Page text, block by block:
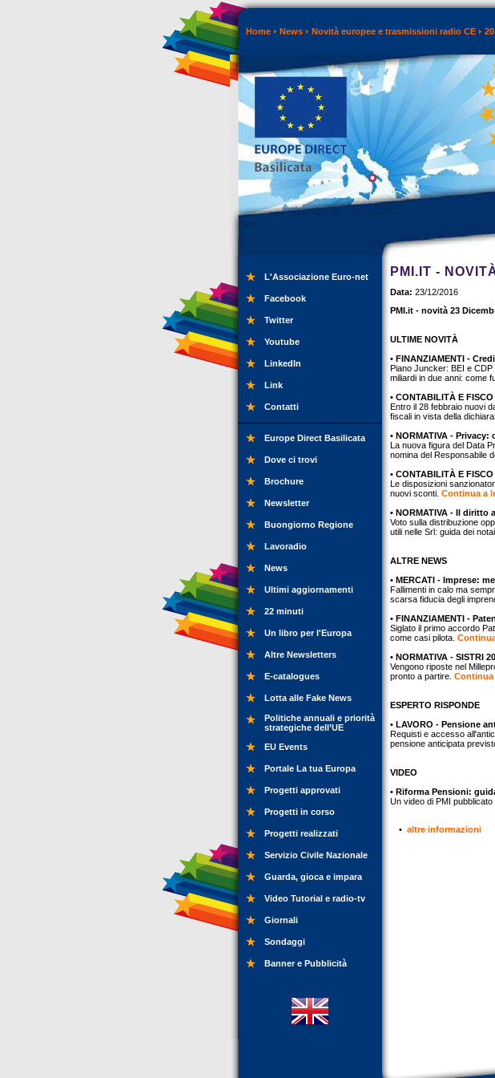
Home News Novità europee e trasmissioni radio CE
L'Associazione Euro-net
Facebook
Twitter
Youtube
LinkedIn
Link
Contatti
Europe Direct Basilicata
Dove ci trovi
Brochure
Newsletter
Buongiorno Regione
Lavoradio
News
Ultimi aggiornamenti
22 minuti
Un libro per l'Europa
Altre Newsletters
E-catalogues
Lotta alle Fake News
Politiche annuali e priorità
strategiche dell’UE
EU Events
Portale La tua Europa
Progetti approvati
Progetti in corso
Progetti realizzati
Servizio Civile Nazionale
Guarda, gioca e impara
Video Tutorial e radio-tv
Giornali
Sondaggi
Banner e Pubblicità
PMI.IT -
Data: 23/12/2016
PMI.it - novità 23
ULTIME NOVITÀ
• FINANZIAMENTI -
Piano Juncker: BEI e
miliardi in due anni: come
• CONTABILITÀ E
Entro il 28 febbraio nuovi
fiscali in vista della
• NORMATIVA -
La nuova figura del Data
nomina del Responsabile
• CONTABILITÀ E
Le disposizioni
nuovi sconti. Continua a
• NORMATIVA - Il diritto
Voto sulla distribuzione
utili nelle Srl: guida dei notai.
ALTRE NEWS
• MERCATI - Imprese:
Fallimenti in calo ma
scarsa fiducia degli
• FINANZIAMENTI -
Siglato il primo accordo
come casi pilota.
• NORMATIVA - SISTRI
Vengono riposte nel
pronto a partire. Continua
ESPERTO RISPONDE
• LAVORO - Pensione
Requisti e accesso
pensione anticipata
VIDEO
• Riforma Pensioni:
Un video di PMI pubblicato
• altre informazioni